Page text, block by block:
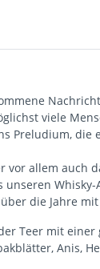
viele
Preludium,
allem auch
die Jahre
Teer mit
Anis,